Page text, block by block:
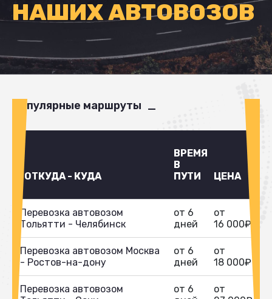
НАШИХ АВТОВОЗОВ
Популярные маршруты
ОТКУДА - КУДА
ВРЕМЯ
В
ПУТИ
ЦЕНА
Перевозка автовозом
Тольятти - Челябинск
от 6
дней
от
16 000₽
Перевозка автовозом Москва
- Ростов-на-дону
от 6
дней
от
18 000₽
Перевозка автовозом
от 6
от